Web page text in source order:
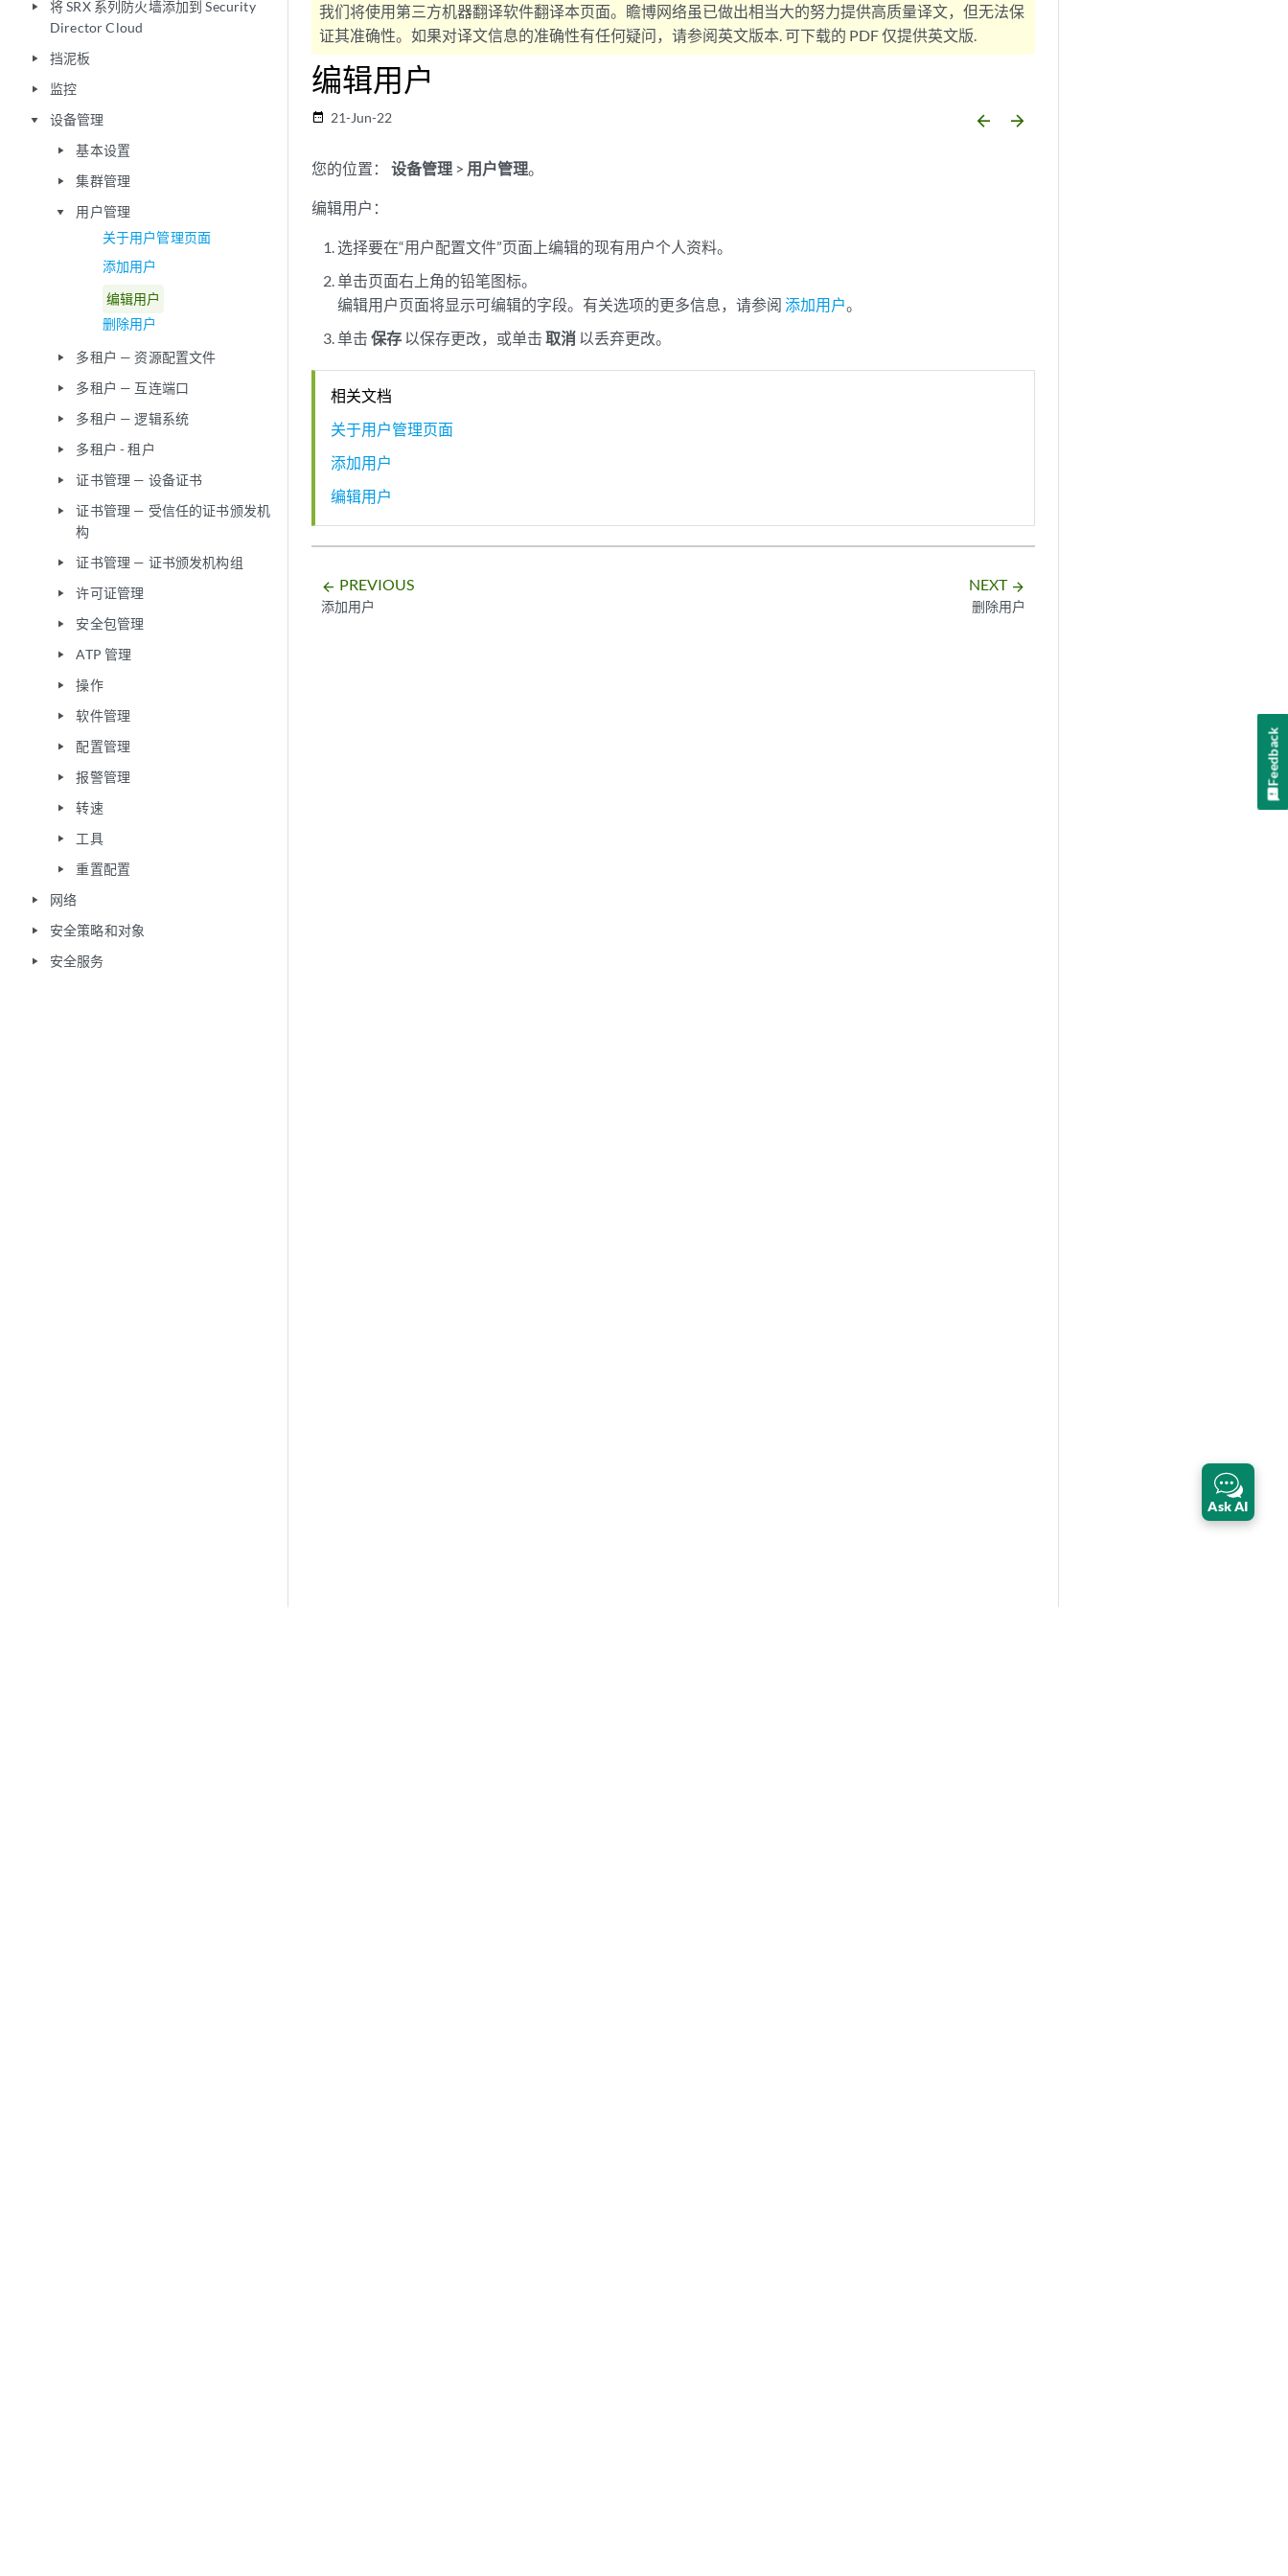
play_arrow
将 SRX 系列防火墙添加到 Security
Director Cloud
play_arrow 挡泥板
play_arrow 监控
play_arrow 设备管理
play_arrow 基本设置
play_arrow 集群管理
play_arrow
用户管理
关于用户管理页面
添加用户
编辑用户
删除用户
play_arrow 多租户 — 资源配置文件
play_arrow 多租户 — 互连端口
play_arrow 多租户 — 逻辑系统
play_arrow 多租户 - 租户
play_arrow 证书管理 — 设备证书
play_arrow
证书管理 — 受信任的证书颁发机
构
play_arrow 证书管理 — 证书颁发机构组
play_arrow 许可证管理
play_arrow 安全包管理
play_arrow ATP 管理
play_arrow 操作
play_arrow 软件管理
play_arrow 配置管理
play_arrow 报警管理
play_arrow 转速
play_arrow 工具
play_arrow 重置配置
play_arrow 网络
play_arrow 安全策略和对象
play_arrow 安全服务
我们将使用第三方机器翻译软件翻译本页面。瞻博网络虽已做出相当大的努力提供高质量译文，但无法保
证其准确性。如果对译文信息的准确性有任何疑问，请参阅英文版本. 可下载的 PDF 仅提供英文版.
编辑用户
date_range 21-Jun-22 arrow_backward arrow_forward
您的位置： 设备管理 > 用户管理。
编辑用户：
选择要在“用户配置文件”页面上编辑的现有用户个人资料。
单击页面右上角的铅笔图标。
编辑用户页面将显示可编辑的字段。有关选项的更多信息，请参阅添加用户。
单击保存 以保存更改，或单击取消 以丢弃更改。
相关文档
关于用户管理页面
添加用户
编辑用户
arrow_backward PREVIOUS
添加用户
NEXT arrow_forward
删除用户
Ask AI
Feedback